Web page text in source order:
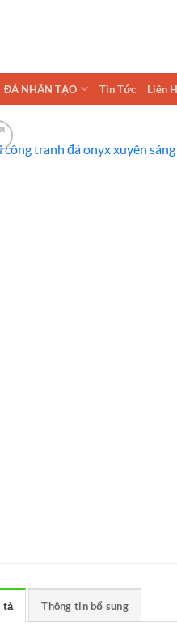
ĐÁ NHÂN TẠO Tin Tức Liên
tả Thông tin bổ sung